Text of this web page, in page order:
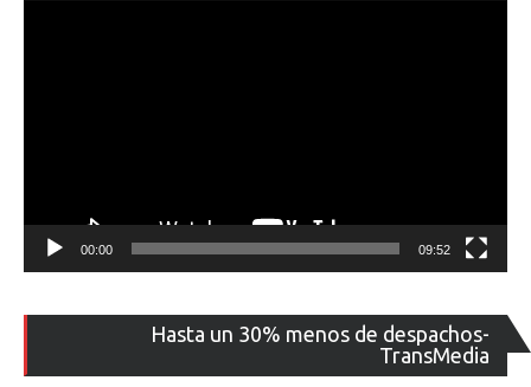
00:00 09:52
Hasta un 30% menos de despachos-
TransMedia
de